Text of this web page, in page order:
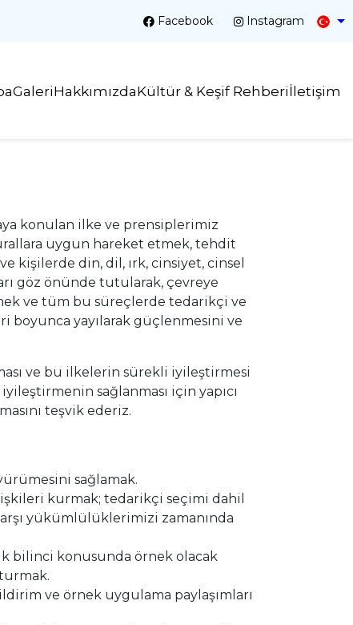
Facebook Instagram
GaleriHakkımızdaKültür & Keşif Rehberi İletişim
konulan ilke ve prensiplerimiz
uygun hareket etmek, tehdit
din, dil, ırk, cinsiyet, cinsel
göz önünde tutularak, çevreye
ve tüm bu süreçlerde tedarikçi ve
boyunca yayılarak güçlenmesini ve
ve bu ilkelerin sürekli iyileştirmesi
sağlanması için yapıcı
teşvik ederiz.
sağlamak.
kurmak; tedarikçi seçimi dahil
yükümlülüklerimizi zamanında
bilinci konusunda örnek olacak
ve örnek uygulama paylaşımları